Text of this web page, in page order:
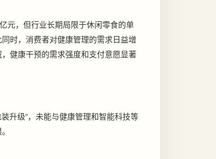
元，但行业长期局限于休闲零食的单
时，消费者对健康管理的需求日益增
健康干预的需求强度和支付意愿显著
升级”，未能与健康管理和智能科技等